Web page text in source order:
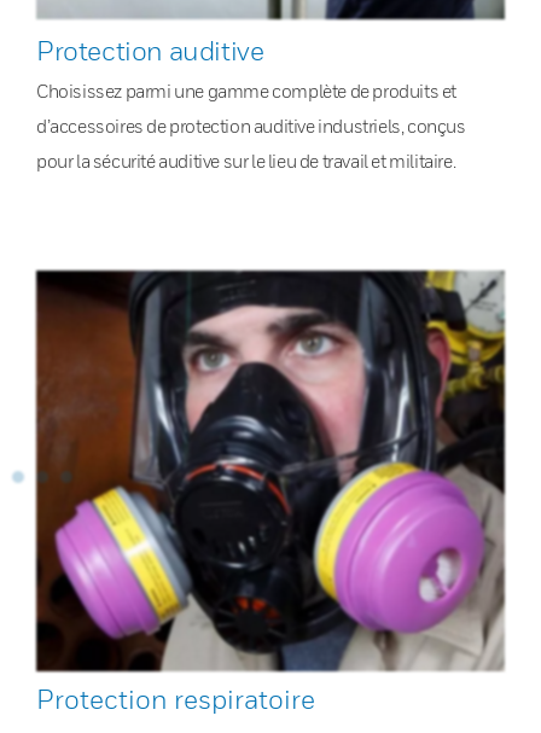
Protection auditive
Choisissez parmi une gamme complète de produits et
d’accessoires de protection auditive industriels, conçus
pour la sécurité auditive sur le lieu de travail et militaire.
Protection respiratoire